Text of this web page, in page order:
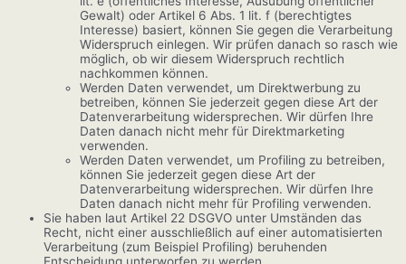
Gewalt) oder Artikel 6 Abs. 1 lit. f (berechtigtes
Interesse) basiert, können Sie gegen die Verarbeitung
Widerspruch einlegen. Wir prüfen danach so rasch wie
möglich, ob wir diesem Widerspruch rechtlich
nachkommen können.
Werden Daten verwendet, um Direktwerbung zu
betreiben, können Sie jederzeit gegen diese Art der
Datenverarbeitung widersprechen. Wir dürfen Ihre
Daten danach nicht mehr für Direktmarketing
verwenden.
Werden Daten verwendet, um Profiling zu betreiben,
können Sie jederzeit gegen diese Art der
Datenverarbeitung widersprechen. Wir dürfen Ihre
Daten danach nicht mehr für Profiling verwenden.
Sie haben laut Artikel 22 DSGVO unter Umständen das
Recht, nicht einer ausschließlich auf einer automatisierten
Verarbeitung (zum Beispiel Profiling) beruhenden